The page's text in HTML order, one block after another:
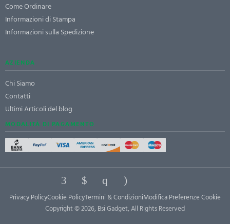
Come Ordinare
Informazioni di Stampa
Informazioni sulla Spedizione
AZIENDA
Chi Siamo
Contatti
Ultimi Articoli del blog
MODALITÀ DI PAGAMENTO
Privacy PolicyCookie PolicyTermini & CondizioniModifica Preferenze Cookie
Copyright © 2026, Bsi Gadget, All Rights Reserved